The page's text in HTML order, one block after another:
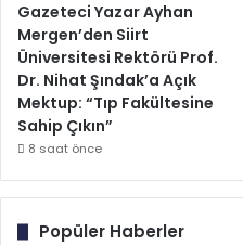
Gazeteci Yazar Ayhan
Mergen’den Siirt
Üniversitesi Rektörü Prof.
Dr. Nihat Şındak’a Açık
Mektup: “Tıp Fakültesine
Sahip Çıkın”
8 saat önce
Popüler Haberler